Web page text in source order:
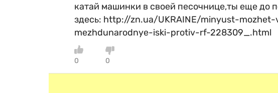
катай машинки в своей песочнице,ты еще до
здесь: http://zn.ua/UKRAINE/minyust-
mezhdunarodnye-iski-protiv-rf-228309_.html
0 0